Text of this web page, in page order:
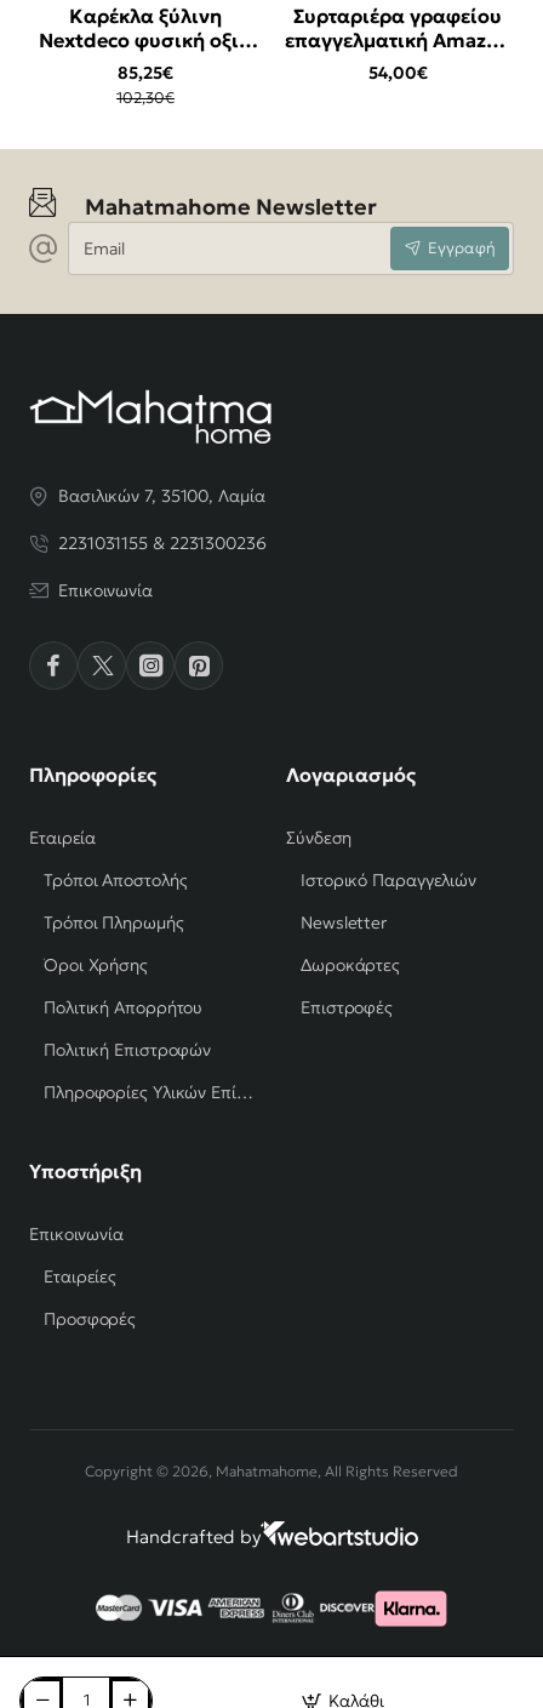
Καλάθι
Bestseller
-17%
Καρέκλα ξύλινη
Nextdeco φυσική οξιά
Υ76χ53.3x57εκ.
85,25€
102,30€
Bestseller
Συρταριέρα γραφείου
επαγγελματική Amazon
pakoworld τροχήλατη
χρώμα sonoma
54,00€
Mahatmahome Newsletter
Email
Εγγραφή
Βασιλικών 7, 35100, Λαμία
2231031155 & 2231300236
Επικοινωνία
Πληροφορίες
Εταιρεία
Τρόποι Αποστολής
Τρόποι Πληρωμής
Όροι Χρήσης
Πολιτική Απορρήτου
Πολιτική Επιστροφών
Πληροφορίες Υλικών Επίπλων
Λογαριασμός
Σύνδεση
Ιστορικό Παραγγελιών
Newsletter
Δωροκάρτες
Επιστροφές
Υποστήριξη
Επικοινωνία
Εταιρείες
Προσφορές
Copyright © 2026, Mahatmahome, All Rights Reserved
Handcrafted by